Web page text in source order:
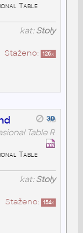
Table
kat:Stoly
Staženo: 126x
Table R
Table
kat:Stoly
Staženo: 154x